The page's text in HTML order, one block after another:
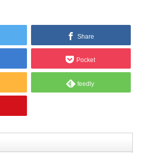
Share
Pocket
feedly